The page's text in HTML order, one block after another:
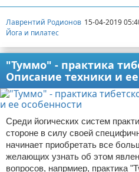
Лаврентий Родионов 15-04-2019
Йога и пилатес
"Туммо" - практика
Описание техники и
Среди йогических систем
стороне в силу своей
начинает приобретать все
желающих узнать об этом
вопросов, напрмиер, практика